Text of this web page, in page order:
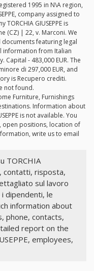
1995 in N\A region,
company assigned to
GIUSEPPE is
(CZ) | 22, v. Marconi. We
featuring legal
information from Italian
Capital - 483,000 EUR. The
di 297,000 EUR, and
is Recupero crediti.
not found.
Furniture, Furnishings
Information about
is not available. You
open positions, location of
write us to email
TORCHIA
contatti, risposta,
sul lavoro
i dipendenti, le
information about
phone, contacts,
report on the
employees,